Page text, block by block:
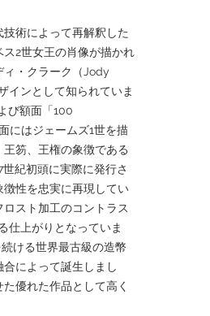
術によって再解釈した
2世女王の肖像が描かれ
ィ・クラーク（Jody
インとして知られていま
び額面「100
にはジェームズ1世を描
笏、王権の象徴である
紀初頭に実際に発行さ
性を忠実に再現してい
スト加工のコントラス
仕上がりとなっていま
ける世界最古級の造幣
によって誕生しまし
優れた作品として高く